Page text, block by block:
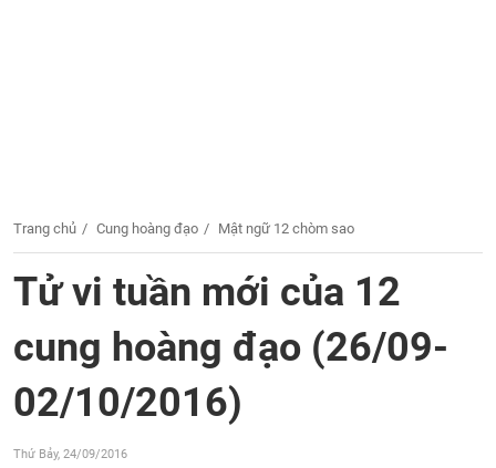
Trang chủ Cung hoàng đạo Mật ngữ 12 chòm sao
Tử vi tuần mới của 12
cung hoàng đạo (26/09-
02/10/2016)
Thứ Bảy, 24/09/2016